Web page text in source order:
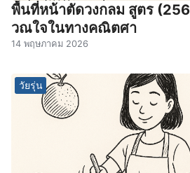
พื้นที่หน้าตัดวงกลม สูตร
วณใจในทางคณิตศา
14 พฤษภาคม 2026
วัยรุ่น